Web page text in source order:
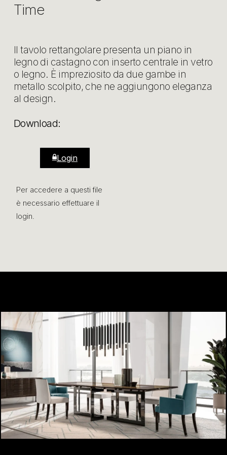
Download:
Login
Per accedere a questi file
è necessario effettuare il
login.
Time
Il tavolo rettangolare presenta un piano in
legno di castagno con inserto centrale in vetro
o legno. È impreziosito da due gambe in
metallo scolpito, che ne aggiungono eleganza
al design.